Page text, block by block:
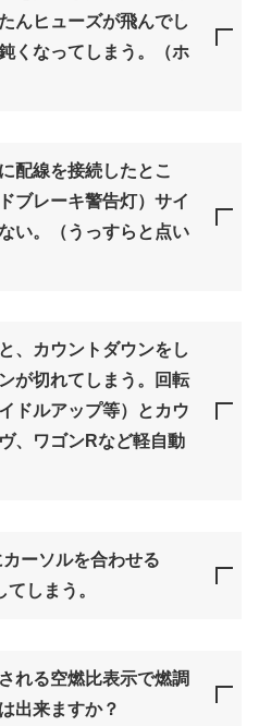
んヒューズが飛んでし
くなってしまう。（ホ
配線を接続したとこ
ブレーキ警告灯）サイ
い。（うっすらと点い
、カウントダウンをし
が切れてしまう。回転
ドルアップ等）とカウ
、ワゴンRなど軽自動
ーソルを合わせる
しまう。
れる空燃比表示で燃調
出来ますか？